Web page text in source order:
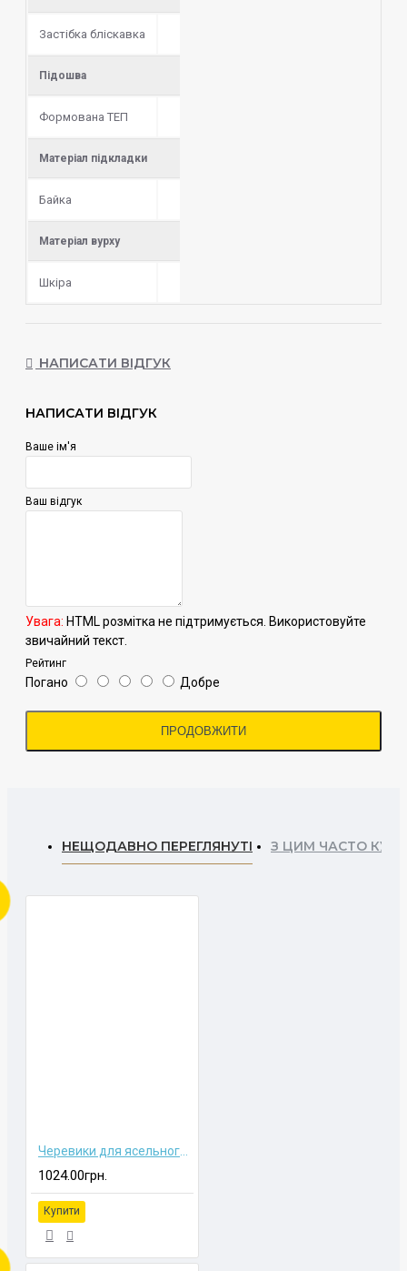
Застібка бліскавка
Підошва
Формована ТЕП
Матеріал підкладки
Байка
Матеріал вурху
Шкіра
НАПИСАТИ ВІДГУК
НАПИСАТИ ВІДГУК
Ваше ім'я
Ваш відгук
Увага: HTML розмітка не підтримується. Використовуйте
звичайний текст.
Рейтинг
Погано Добре
ПРОДОВЖИТИ
НЕЩОДАВНО ПЕРЕГЛЯНУТІ З ЦИМ ЧАСТО
1024.00грн.
Купити